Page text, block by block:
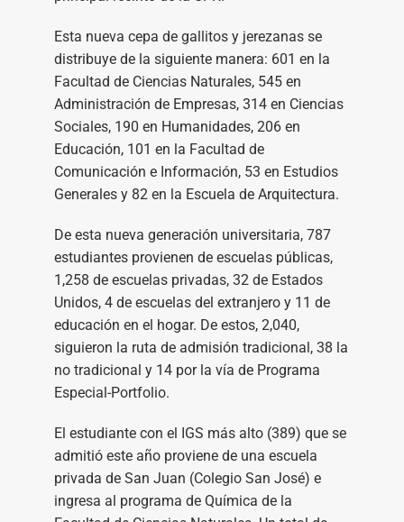
Esta nueva cepa de gallitos y jerezanas se
distribuye de la siguiente manera: 601 en la
Facultad de Ciencias Naturales, 545 en
Administración de Empresas, 314 en Ciencias
Sociales, 190 en Humanidades, 206 en
Educación, 101 en la Facultad de
Comunicación e Información, 53 en Estudios
Generales y 82 en la Escuela de Arquitectura.
De esta nueva generación universitaria, 787
estudiantes provienen de escuelas públicas,
1,258 de escuelas privadas, 32 de Estados
Unidos, 4 de escuelas del extranjero y 11 de
educación en el hogar. De estos, 2,040,
siguieron la ruta de admisión tradicional, 38 la
no tradicional y 14 por la vía de Programa
Especial-Portfolio.
El estudiante con el IGS más alto (389) que se
admitió este año proviene de una escuela
privada de San Juan (Colegio San José) e
ingresa al programa de Química de la